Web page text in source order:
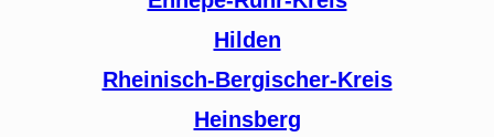
Hilden
Rheinisch-Bergischer-Kreis
Heinsberg